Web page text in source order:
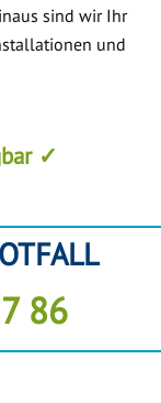
sind wir Ihr
und
✓
86